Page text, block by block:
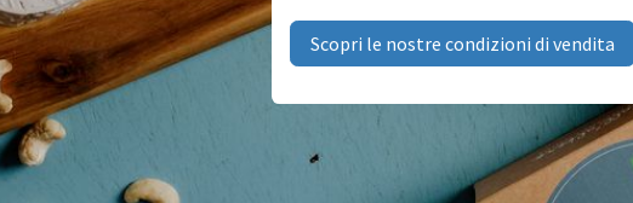
Scopri le nostre condizioni di vendita